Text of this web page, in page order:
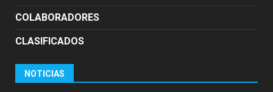
COLABORADORES
CLASIFICADOS
NOTICIAS